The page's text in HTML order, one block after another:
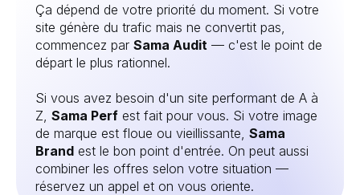
Ça dépend de votre priorité du moment. Si votre
site génère du trafic mais ne convertit pas,
commencez par Sama Audit — c'est le point de
départ le plus rationnel.
Si vous avez besoin d'un site performant de A à
Z, Sama Perf est fait pour vous. Si votre image
de marque est floue ou vieillissante, Sama
Brand est le bon point d'entrée. On peut aussi
combiner les offres selon votre situation —
réservez un appel et on vous oriente.